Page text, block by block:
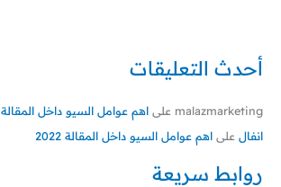
أحدث التعليقات
malazmarketing على اهم عوامل السيو داخل المقالة 2022
انفال على اهم عوامل السيو داخل المقالة 2022
روابط سريعة